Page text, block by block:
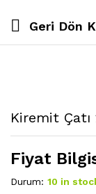
Geri Dön
Kiremit
Fiyat
Durum: 10 in